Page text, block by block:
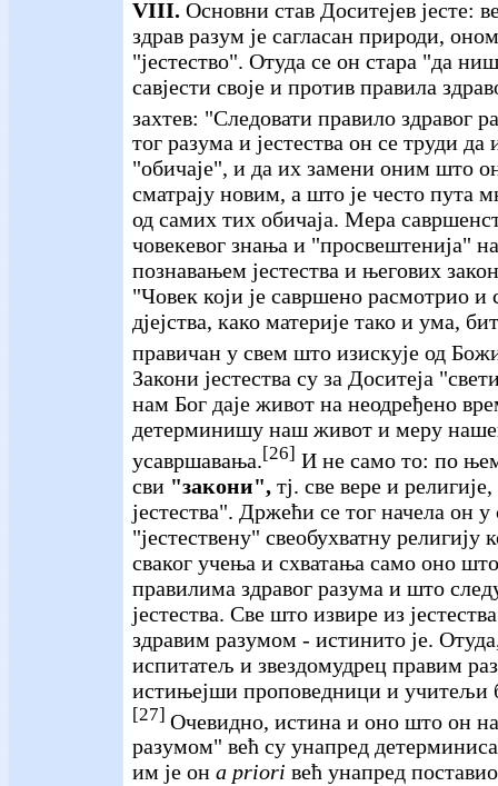
VIII. Основни став Доситејев јесте:
здрав разум је сагласан природи,
"јестество". Отуда се он стара "да
савјести своје и против правила
захтев: "Следовати правило здравог
тог разума и јестества он се труди да
"обичаје", и да их замени оним што
сматрају новим, а што је често пута
од самих тих обичаја. Мера
човекевог знања и "просвештенија"
познавањем јестества и његових
"Човек који је савршено расмотрио и
дјејства, како материје тако и ума,
правичан у свем што изискује од
Закони јестества су за Доситеја
нам Бог даје живот на неодређено
детерминишу наш живот и меру
усавршавања.[26] И не само то: по
сви "закони", тј. све вере и
јестества". Држећи се тог начела он
"јестествену" свеобухватну религију
сваког учења и схватања само оно
правилима здравог разума и што
јестества. Све што извире из
здравим разумом - истинито је.
испитатељ и звездомудрец правим
истињејши проповедници и учитељи
[27] Очевидно, истина и оно што он
разумом" већ су унапред
им је он а рriоri већ унапред